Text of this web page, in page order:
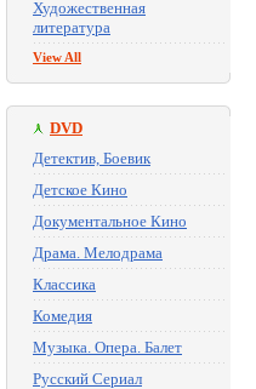
Художественная
литература
View All
DVD
Детектив, Боевик
Детское Кино
Документальное Кино
Драма. Мелодрама
Классика
Комедия
Музыка. Опера. Балет
Русский Сериал